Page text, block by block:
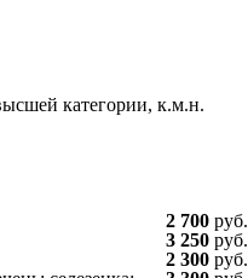
категории, к.м.н.
2 700 руб.
3 250 руб.
2 300 руб.